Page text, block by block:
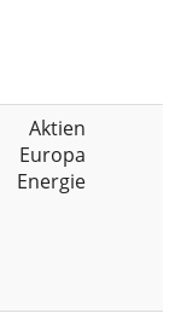
Aktien
Europa
Energie